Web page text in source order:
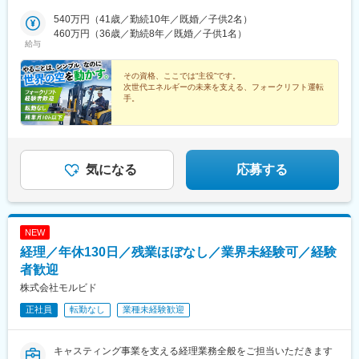
給与
540万円（41歳／勤続10年／既婚／子供2名）
460万円（36歳／勤続8年／既婚／子供1名）
その資格、ここでは“主役”です。
次世代エネルギーの未来を支える、フォークリフト運転
手。
◎転勤なし・大阪府堺市に腰を据えて働く
気になる 応募する
NEW
経理／年休130日／残業ほぼなし／業界未経験可／経験
者歓迎
株式会社モルビド
正社員 転勤なし 業種未経験歓迎
キャスティング事業を支える経理業務全般をご担当いただきます